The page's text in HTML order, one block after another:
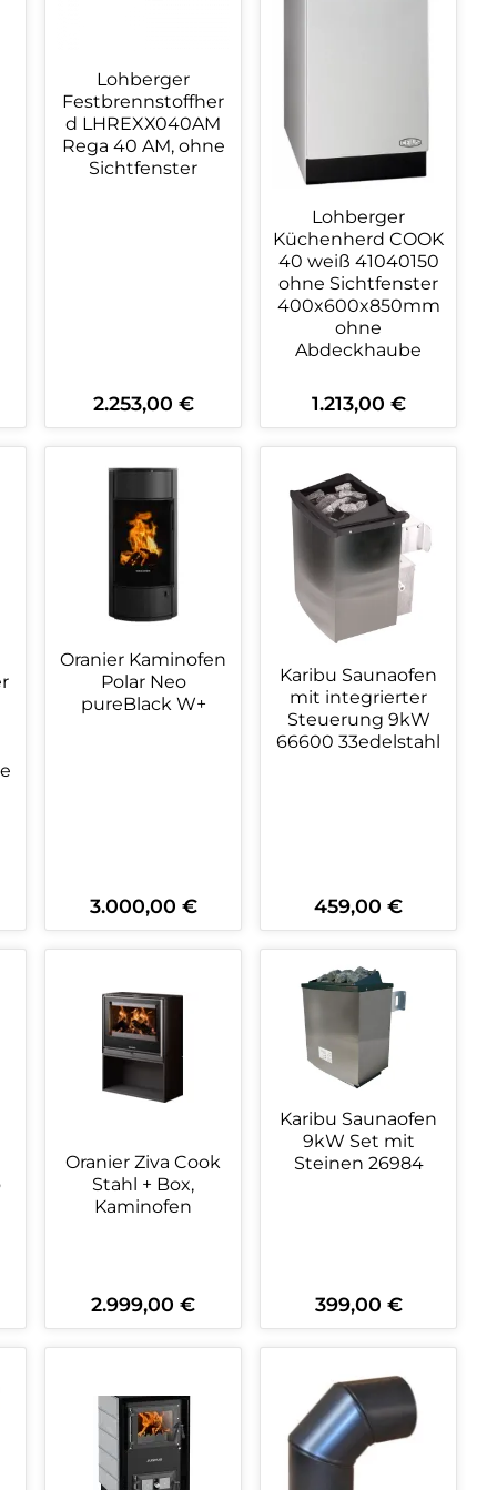
ein oder benutze dieWert ein oder benutze
Gib den gewünschten Wert
Lohberger
Festbrennstoffher
d LHREXX040AM
Rega 40 AM, ohne
Sichtfenster
Regulärer Preis:
2.253,00 €
Produkt Anzahl: Gib den
Lohberger
Küchenherd COOK
40 weiß 41040150
ohne Sichtfenster
400x600x850mm
ohne
Abdeckhaube
Regulärer Preis:
1.213,00 €
Produkt
ein oder benutze dieWert ein oder benutze
Gib den gewünschten Wert
Oranier Kaminofen
Polar Neo
pureBlack W+
Regulärer Preis:
3.000,00 €
Produkt Anzahl: Gib den
Karibu Saunaofen
mit integrierter
Steuerung 9kW
66600 33edelstahl
Regulärer Preis:
459,00 €
Produkt
ein oder benutze dieWert ein oder benutze
Gib den gewünschten Wert
Oranier Ziva Cook
Stahl + Box,
Kaminofen
Regulärer Preis:
2.999,00 €
Produkt Anzahl: Gib den
Karibu Saunaofen
9kW Set mit
Steinen 26984
Regulärer Preis:
399,00 €
Produkt